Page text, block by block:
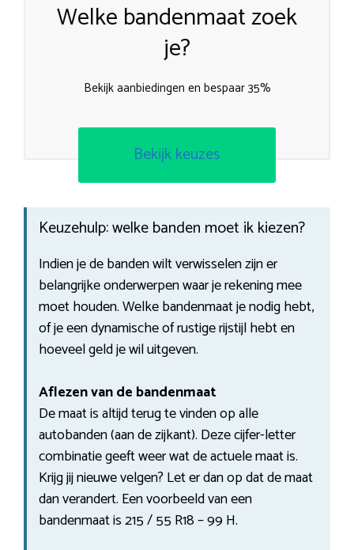
Welke bandenmaat zoek
je?
Bekijk aanbiedingen en bespaar 35%
Bekijk keuzes
Keuzehulp: welke banden moet ik kiezen?
Indien je de banden wilt verwisselen zijn er
belangrijke onderwerpen waar je rekening mee
moet houden. Welke bandenmaat je nodig hebt,
of je een dynamische of rustige rijstijl hebt en
hoeveel geld je wil uitgeven.
Aflezen van de bandenmaat
De maat is altijd terug te vinden op alle
autobanden (aan de zijkant). Deze cijfer-letter
combinatie geeft weer wat de actuele maat is.
Krijg jij nieuwe velgen? Let er dan op dat de maat
dan verandert. Een voorbeeld van een
bandenmaat is 215 / 55 R18 – 99 H.